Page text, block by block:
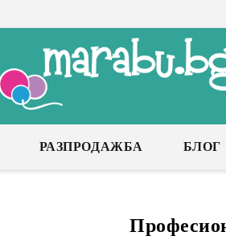
РАЗПРОДАЖБА БЛОГ